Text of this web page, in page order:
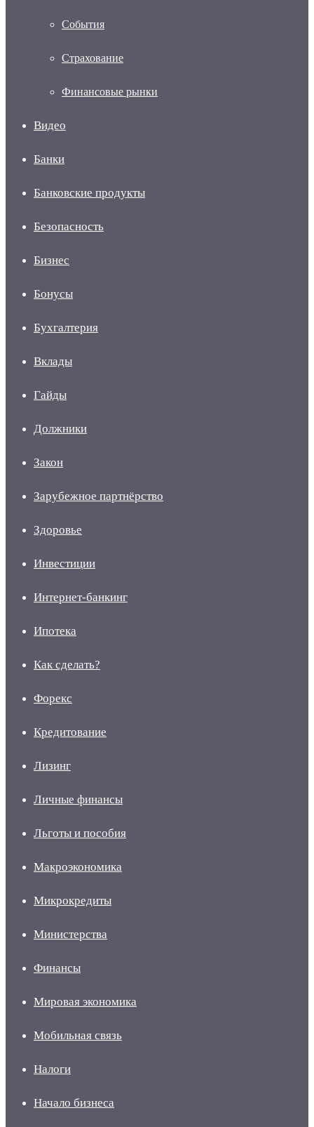
События
Страхование
Финансовые рынки
Видео
Банки
Банковские продукты
Безопасность
Бизнес
Бонусы
Бухгалтерия
Вклады
Гайды
Должники
Закон
Зарубежное партнёрство
Здоровье
Инвестиции
Интернет-банкинг
Ипотека
Как сделать?
Форекс
Кредитование
Лизинг
Личные финансы
Льготы и пособия
Макроэкономика
Микрокредиты
Министерства
Финансы
Мировая экономика
Мобильная связь
Налоги
Начало бизнеса